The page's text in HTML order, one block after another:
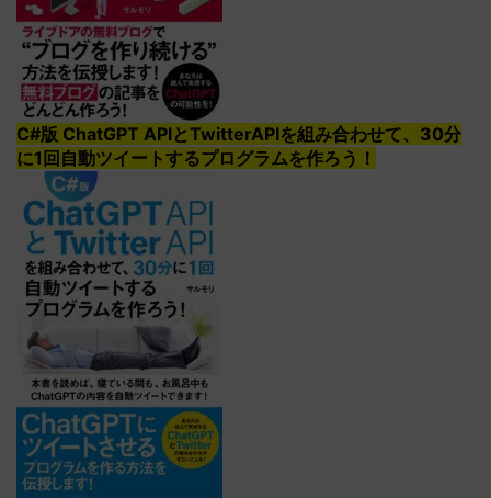
C#版 ChatGPT APIとTwitterAPIを組み合わせて、30分
に1回自動ツイートするプログラムを作ろう！